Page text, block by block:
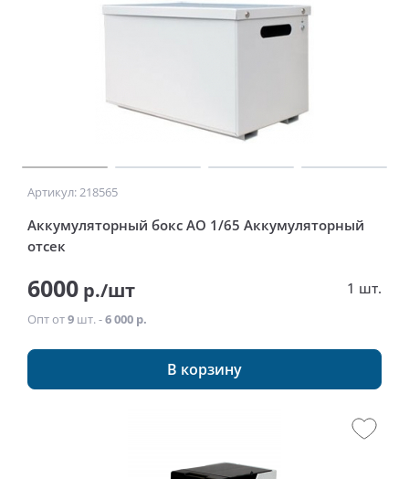
Артикул: 218565
Аккумуляторный бокс АО 1/65 Аккумуляторный
отсек
6000 р./шт 1 шт.
Опт от9 шт. -6 000 р.
В корзину